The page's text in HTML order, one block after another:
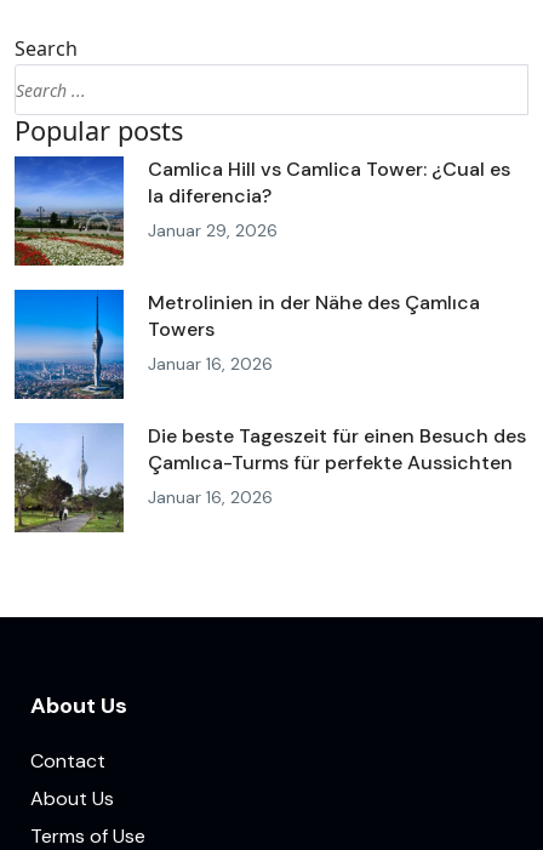
Search
Popular posts
Camlica Hill vs Camlica Tower: ¿Cual es
la diferencia?
Januar 29, 2026
Metrolinien in der Nähe des Çamlıca
Towers
Januar 16, 2026
Die beste Tageszeit für einen Besuch des
Çamlıca-Turms für perfekte Aussichten
Januar 16, 2026
About Us
Contact
About Us
Terms of Use